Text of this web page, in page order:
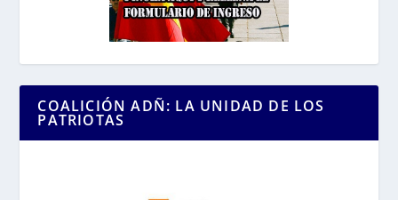
COALICIÓN ADÑ: LA UNIDAD DE LOS
PATRIOTAS